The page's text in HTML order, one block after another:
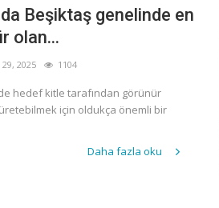
Beşiktaş genelinde en
olan...
2025 1104
hedef kitle tarafından görünür
için oldukça önemli bir
Daha fazla oku